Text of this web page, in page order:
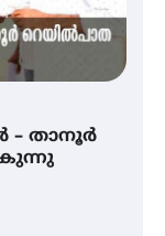
– താനൂർ
നിന്ന്
എൻ. ആര്യ